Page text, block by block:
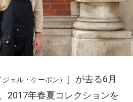
ジェル・ケーボン）
］が去る6月
2017年春夏コレクションを